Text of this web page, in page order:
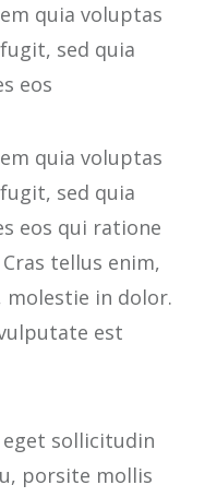
quia voluptas
sed quia
eos
quia voluptas
sed quia
eos qui ratione
tellus enim,
molestie in dolor.
est
sollicitudin
porsite mollis